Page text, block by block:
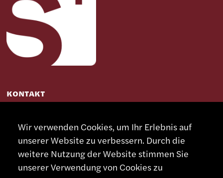
KONTAKT
info@smsa.ch
Kontakt
Wir verwenden Cookies, um Ihr Erlebnis auf
unserer Website zu verbessern. Durch die
weitere Nutzung der Website stimmen Sie
unserer Verwendung von Cookies zu